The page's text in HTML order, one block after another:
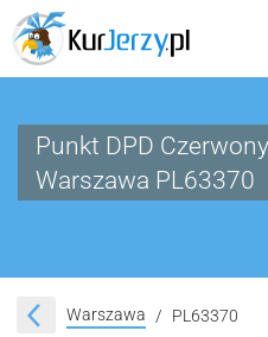
Wyceń
Śledzenie
Punkt DPD
Warszawa PL63370
Warszawa PL63370